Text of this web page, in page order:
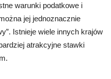
warunki podatkowe i
jej jednoznacznie
Istnieje wiele innych krajów
atrakcyjne stawki